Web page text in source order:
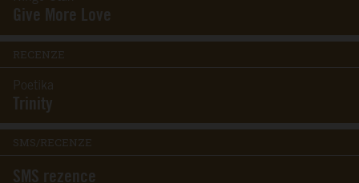
Give More Love
RECENZE
Poetika
Trinity
SMS/RECENZE
SMS rezence